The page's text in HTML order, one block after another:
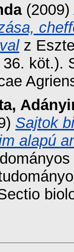
(2009)
z
köt.).
,
Sajtok
alapú